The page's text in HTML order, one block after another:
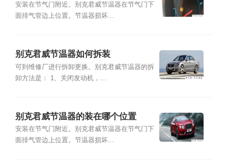
安装在节气门附近。别克君威节温器在节气门下
面排气管边上位置。节温器损坏...
别克君威节温器如何拆装
可到维修厂进行拆卸更换。别克君威节温器的拆
卸方法是： 1、关闭发动机，...
别克君威节温器的装在哪个位置
安装在节气门附近。别克君威节温器在节气门下
面排气管边上位置。节温器损坏...